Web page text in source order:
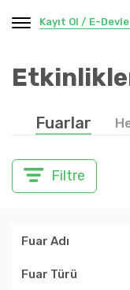
Kayıt Ol / E-
Fuarlar
Filtre